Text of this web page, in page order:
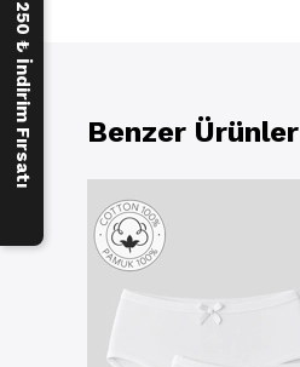
Benzer Ürünler
250 ₺ İndirim Fırsatı